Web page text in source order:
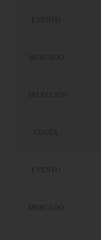
EVENTO
MERCADO
SELECCIÓN
CUOTA
EVENTO
MERCADO